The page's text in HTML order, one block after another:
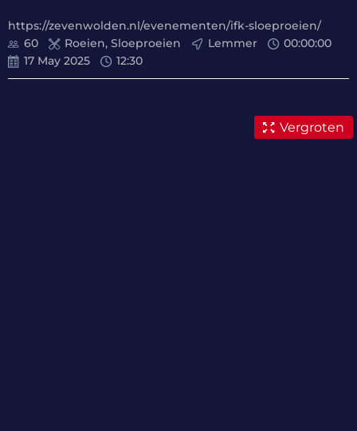
https://zevenwolden.nl/evenementen/ifk-sloeproeien/
60
Roeien, Sloeproeien Lemmer 00:00:00
17 May 2025
12:30
Vergroten